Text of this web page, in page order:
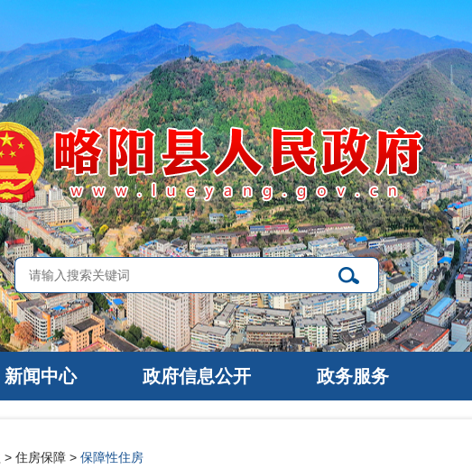
新闻中心 政府信息公开 政务服务
> 住房保障 > 保障性住房